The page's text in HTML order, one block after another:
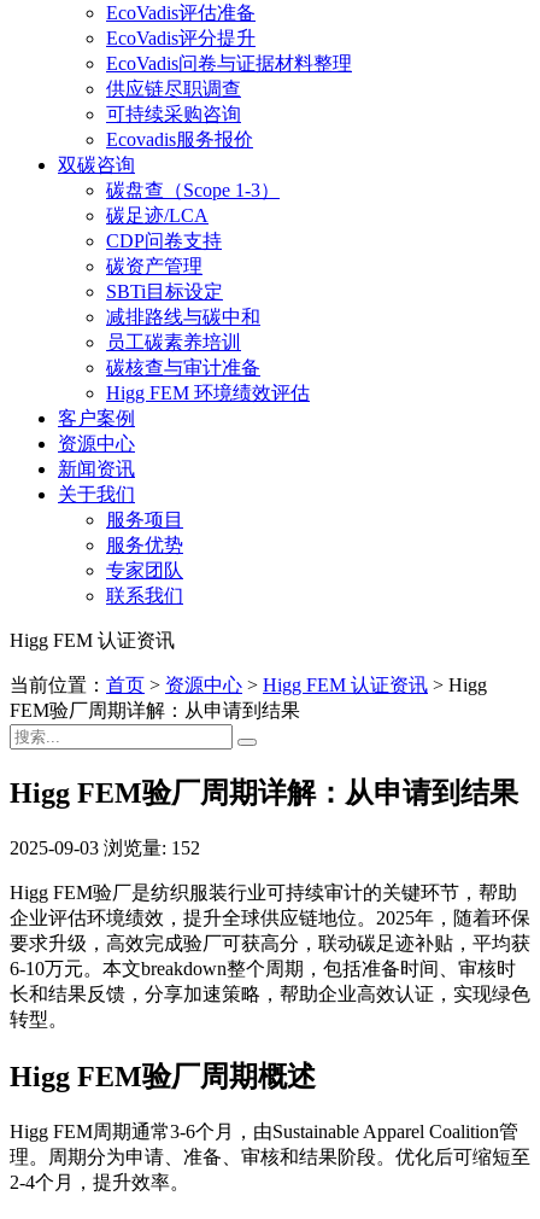
EcoVadis评估准备
EcoVadis评分提升
EcoVadis问卷与证据材料整理
供应链尽职调查
可持续采购咨询
Ecovadis服务报价
双碳咨询
碳盘查（Scope 1-3）
碳足迹/LCA
CDP问卷支持
碳资产管理
SBTi目标设定
减排路线与碳中和
员工碳素养培训
碳核查与审计准备
Higg FEM 环境绩效评估
客户案例
资源中心
新闻资讯
关于我们
服务项目
服务优势
专家团队
联系我们
Higg FEM 认证资讯
当前位置： 首页 > 资源中心 > Higg FEM 认证资讯 > Higg
FEM验厂周期详解：从申请到结果
Higg FEM验厂周期详解：从申请到结果
2025-09-03 浏览量: 152
Higg FEM验厂是纺织服装行业可持续审计的关键环节，帮助
企业评估环境绩效，提升全球供应链地位。2025年，随着环保
要求升级，高效完成验厂可获高分，联动碳足迹补贴，平均获
6-10万元。本文breakdown整个周期，包括准备时间、审核时
长和结果反馈，分享加速策略，帮助企业高效认证，实现绿色
转型。
Higg FEM验厂周期概述
Higg FEM周期通常3-6个月，由Sustainable Apparel Coalition管
理。周期分为申请、准备、审核和结果阶段。优化后可缩短至
2-4个月，提升效率。